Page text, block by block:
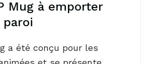
Mug à emporter
a été conçu pour les